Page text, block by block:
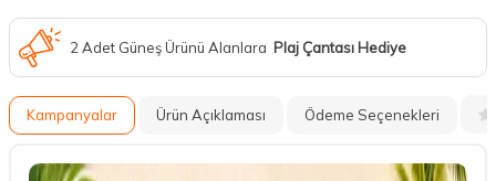
2 Adet Güneş Ürünü Alanlara Plaj Çantası Hediye
Kampanyalar Ürün Açıklaması Ödeme Seçenekleri